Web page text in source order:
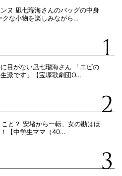
ヌ 凪七瑠海さんのバッグの中身
クな小物を楽しみながら…
目がない凪七瑠海さん 「エビの
派です」【宝塚歌劇団O…
と？ 安堵から一転、女の勘はほ
【中学生ママ（40…